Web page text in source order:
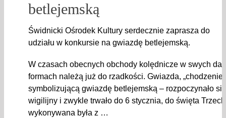
betlejemską
Świdnicki Ośrodek Kultury serdecznie zaprasza do
udziału w konkursie na gwiazdę betlejemską.
W czasach obecnych obchody kolędnicze w swych
formach należą już do rzadkości. Gwiazda, „chodzenie
symbolizującą gwiazdę betlejemską – rozpoczynało
wigilijny i zwykle trwało do 6 stycznia, do święta
wykonywana była z …